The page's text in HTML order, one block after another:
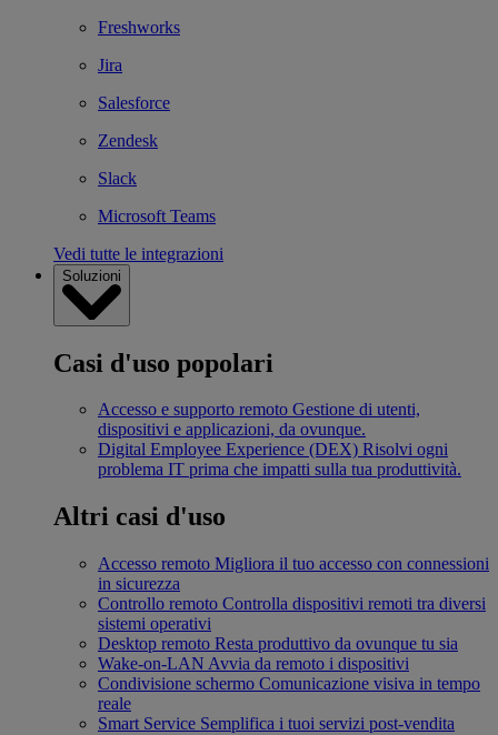
Freshworks
Jira
Salesforce
Zendesk
Slack
Microsoft Teams
Vedi tutte le integrazioni
Soluzioni
Casi d'uso popolari
Accesso e supporto remoto Gestione di utenti,
dispositivi e applicazioni, da ovunque.
Digital Employee Experience (DEX) Risolvi ogni
problema IT prima che impatti sulla tua produttività.
Altri casi d'uso
Accesso remoto Migliora il tuo accesso con connessioni
in sicurezza
Controllo remoto Controlla dispositivi remoti tra diversi
sistemi operativi
Desktop remoto Resta produttivo da ovunque tu sia
Wake-on-LAN Avvia da remoto i dispositivi
Condivisione schermo Comunicazione visiva in tempo
reale
Smart Service Semplifica i tuoi servizi post-vendita